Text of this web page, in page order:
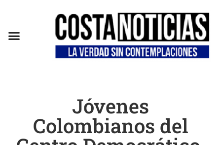
Jóvenes
Colombianos del